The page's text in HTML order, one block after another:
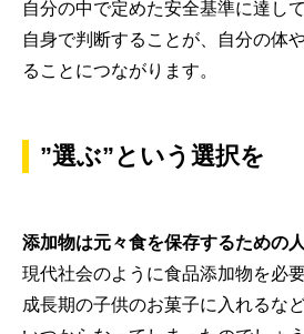
自分の中で定めた安全基準に達し
自身で判断することが、自分の体
ることにつながります。
”選ぶ”という選択を
添加物は元々食を保存するための
現代社会のように食品添加物を必
成長期の子供のお菓子に入れるな